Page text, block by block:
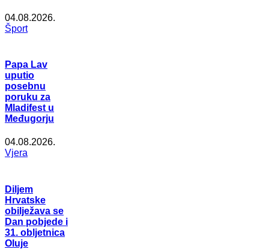
04.08.2026.
Šport
Papa Lav
uputio
posebnu
poruku za
Mladifest u
Međugorju
04.08.2026.
Vjera
Diljem
Hrvatske
obilježava se
Dan pobjede i
31. obljetnica
Oluje